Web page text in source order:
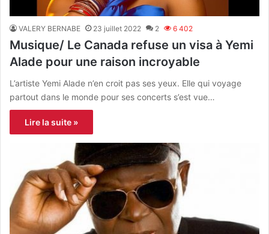
VALERY BERNABE 23 juillet 2022 2 6 402
Musique/ Le Canada refuse un visa à Yemi
Alade pour une raison incroyable
L’artiste Yemi Alade n’en croit pas ses yeux. Elle qui voyage
partout dans le monde pour ses concerts s’est vue…
Lire la suite »